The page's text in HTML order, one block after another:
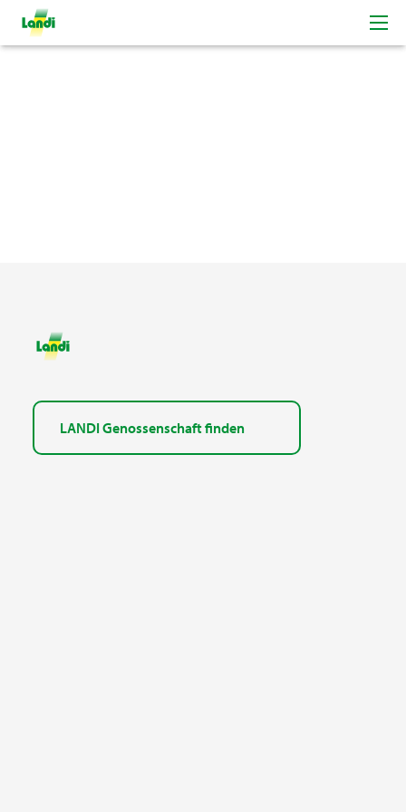
LANDI Genossenschaft finden